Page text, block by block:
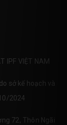
IPF VIỆT NAM
sở kế hoạch và
2024
72, Thôn Ngãi